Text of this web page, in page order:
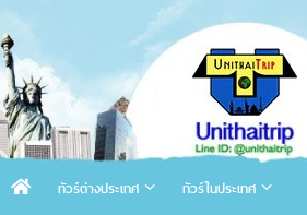
ทัวร์ต่างประเทศ ทัวร์ในประเทศ